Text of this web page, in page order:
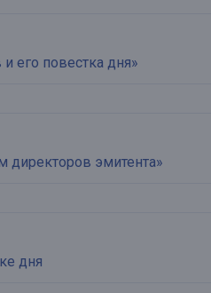
его повестка дня»
эмитента»
дня